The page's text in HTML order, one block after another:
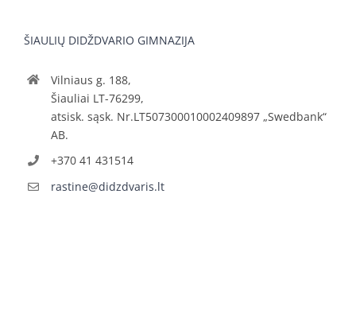
ŠIAULIŲ DIDŽDVARIO GIMNAZIJA
Vilniaus g. 188,
Šiauliai LT-76299,
atsisk. sąsk. Nr.LT507300010002409897 „Swedbank“
AB.
+370 41 431514
rastine@didzdvaris.lt